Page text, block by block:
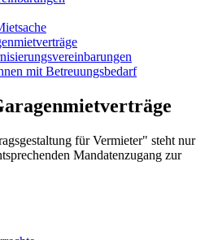
mit Betreuungsbedarf
für Vermieter" steht nur
Mandatenzugang zur